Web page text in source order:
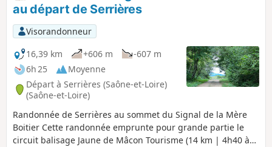
au départ de Serrières
Visorandonneur
16,39 km
+606 m
-607 m
6h 25
Moyenne
Départ à Serrières (Saône-et-Loire)
(Saône-et-Loire)
Randonnée de Serrières au sommet du Signal de la Mère
Boitier Cette randonnée emprunte pour grande partie le
circuit balisage Jaune de Mâcon Tourisme (14 km | 4h40 à